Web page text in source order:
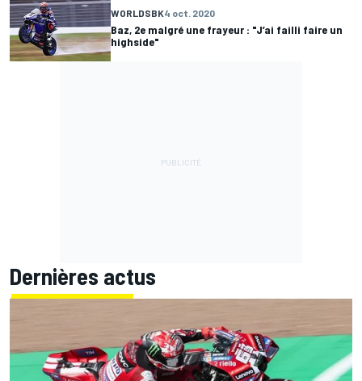
WORLDSBK4 oct. 2020
Baz, 2e malgré une frayeur : "J’ai failli faire un
highside"
Dernières actus